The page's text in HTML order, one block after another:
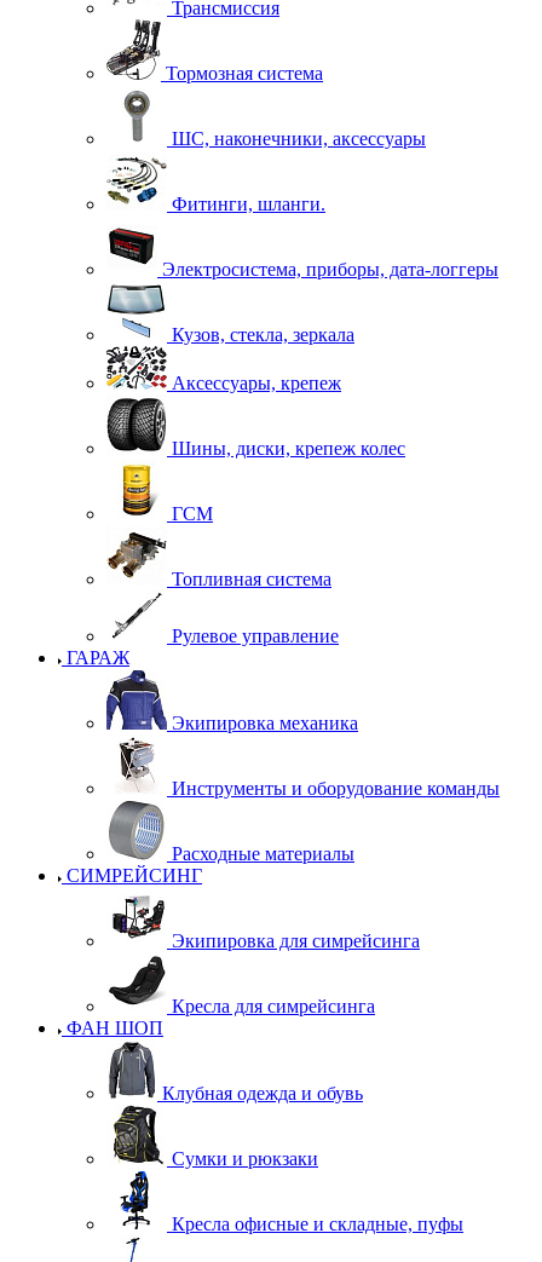
Трансмиссия
Тормозная система
ШС, наконечники, аксессуары
Фитинги, шланги.
Электросистема, приборы, дата-логгеры
Кузов, стекла, зеркала
Аксессуары, крепеж
Шины, диски, крепеж колес
ГСМ
Топливная система
Рулевое управление
ГАРАЖ
Экипировка механика
Инструменты и оборудование команды
Расходные материалы
СИМРЕЙСИНГ
Экипировка для симрейсинга
Кресла для симрейсинга
ФАН ШОП
Клубная одежда и обувь
Сумки и рюкзаки
Кресла офисные и складные, пуфы